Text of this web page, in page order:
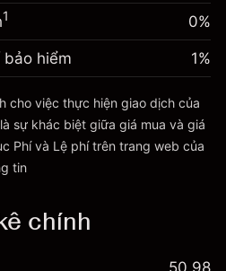
đòn bẩy ~
$19,000.00
1 0%
hiểm
Phí và Lệ phí
1%
cho việc thực hiện giao dịch của
sự khác biệt giữa giá mua và giá
Phí và Lệ phítrên trang web của
tin
chính
50.98